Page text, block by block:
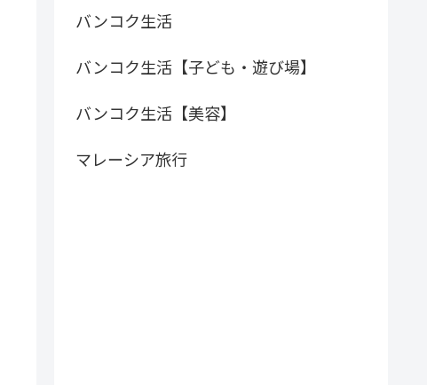
バンコク生活
バンコク生活【子ども・遊び場】
バンコク生活【美容】
マレーシア旅行